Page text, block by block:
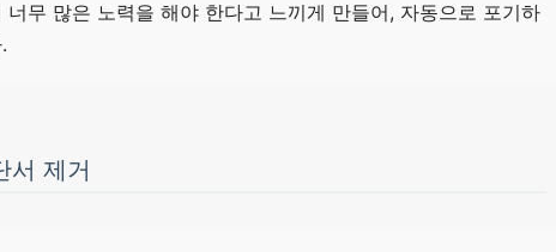
너무 많은 노력을 해야 한다고 느끼게 만들어, 자동으로 포기하
서 제거